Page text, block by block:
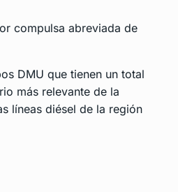
compulsa abreviada de
DMU que tienen un total
más relevante de la
líneas diésel de la región